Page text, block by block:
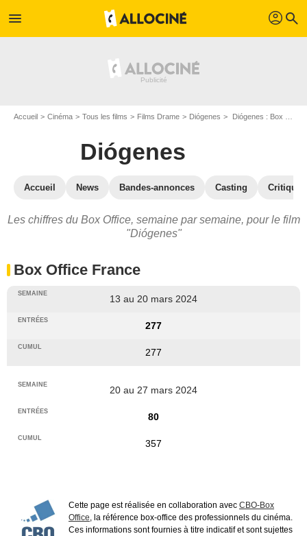
menu profil search
Accueil Cinéma Tous les films Films Drame Diógenes Diógenes : Box Office
Diógenes
Accueil News Bandes-annonces Casting
Les chiffres du Box Office, semaine par semaine, pour le film
"Diógenes"
Box Office France
13 au 20 mars 2024
277
277
20 au 27 mars 2024
80
357
Cette page est réalisée en collaboration avec CBO-Box
Office, la référence box-office des professionnels du cinéma.
Ces informations sont fournies à titre indicatif et sont sujettes